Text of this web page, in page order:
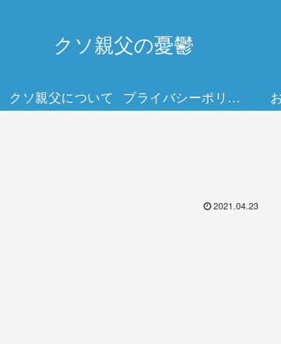
クソ親父の憂鬱
クソ親父について プライバシーポリシー
2021.04.23